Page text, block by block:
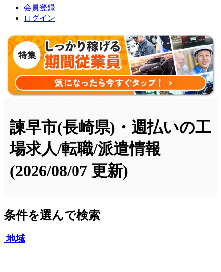
会員登録
ログイン
諫早市(長崎県)・週払いの工
場求人/転職/派遣情報
(2026/08/07 更新)
条件を選んで検索
地域